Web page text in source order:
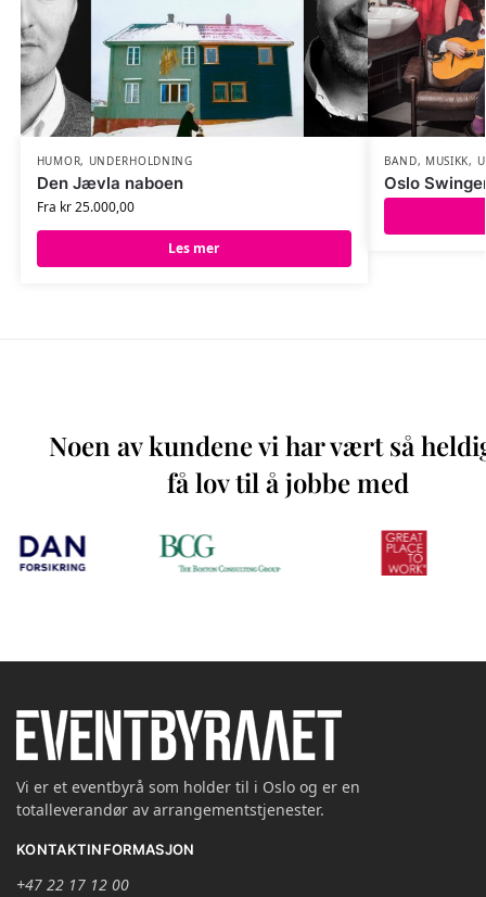
HUMOR, UNDERHOLDNING
Den Jævla naboen
Fra kr25.000,00
Les mer
BAND, MUSIKK,
Oslo
Noen av kundene vi har vært så
få lov til å jobbe med
Vi er et eventbyrå som holder til i Oslo og er en
totalleverandør av arrangementstjenester.
KONTAKTINFORMASJON
+47 22 17 12 00